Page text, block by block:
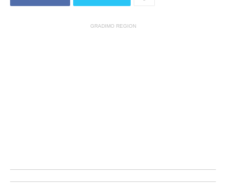
GRADIMO REGION